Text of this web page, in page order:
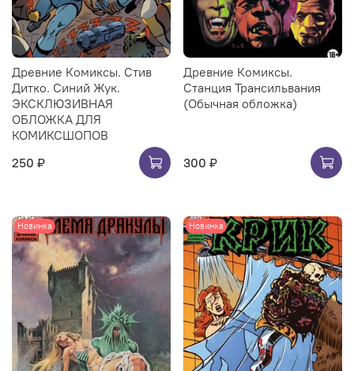
Древние Комиксы. Стив
Дитко. Синий Жук.
ЭКСКЛЮЗИВНАЯ
ОБЛОЖКА ДЛЯ
КОМИКСШОПОВ
250 ₽
Древние Комиксы.
Станция Трансильвания
(Обычная обложка)
300 ₽
Новинка Новинка